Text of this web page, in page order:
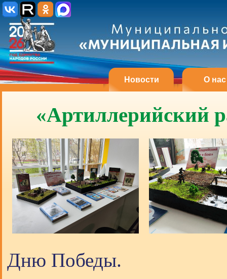
Новости О нас
«Артиллерийский
Дню Победы.